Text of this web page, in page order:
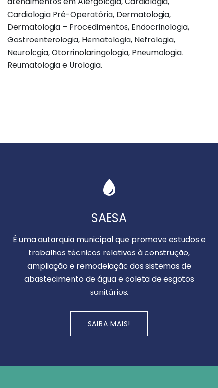
Cardiologia Pré-Operatória, Dermatologia,
Dermatologia – Procedimentos, Endocrinologia,
Gastroenterologia, Hematologia, Nefrologia,
Neurologia, Otorrinolaringologia, Pneumologia,
Reumatologia e Urologia.
SAESA
É uma autarquia municipal que promove estudos e
trabalhos técnicos relativos à construção,
ampliação e remodelação dos sistemas de
abastecimento de água e coleta de esgotos
sanitários.
SAIBA MAIS!